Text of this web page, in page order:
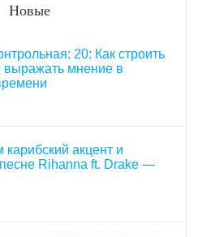
Новые
20: Как строить
выражать мнение в
карибский акцент и
Rihanna ft. Drake —